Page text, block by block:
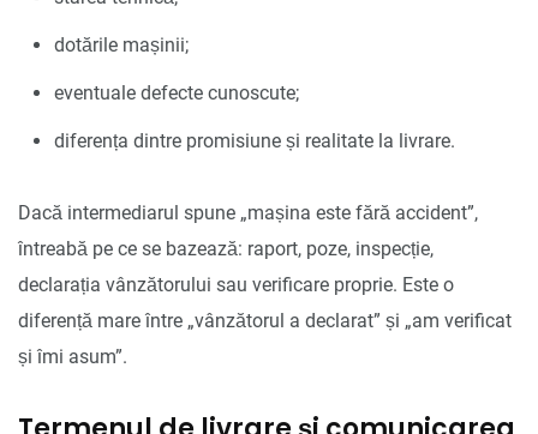
dotările mașinii;
eventuale defecte cunoscute;
diferența dintre promisiune și realitate la livrare.
Dacă intermediarul spune „mașina este fără accident”,
întreabă pe ce se bazează: raport, poze, inspecție,
declarația vânzătorului sau verificare proprie. Este o
diferență mare între „vânzătorul a declarat” și „am verificat
și îmi asum”.